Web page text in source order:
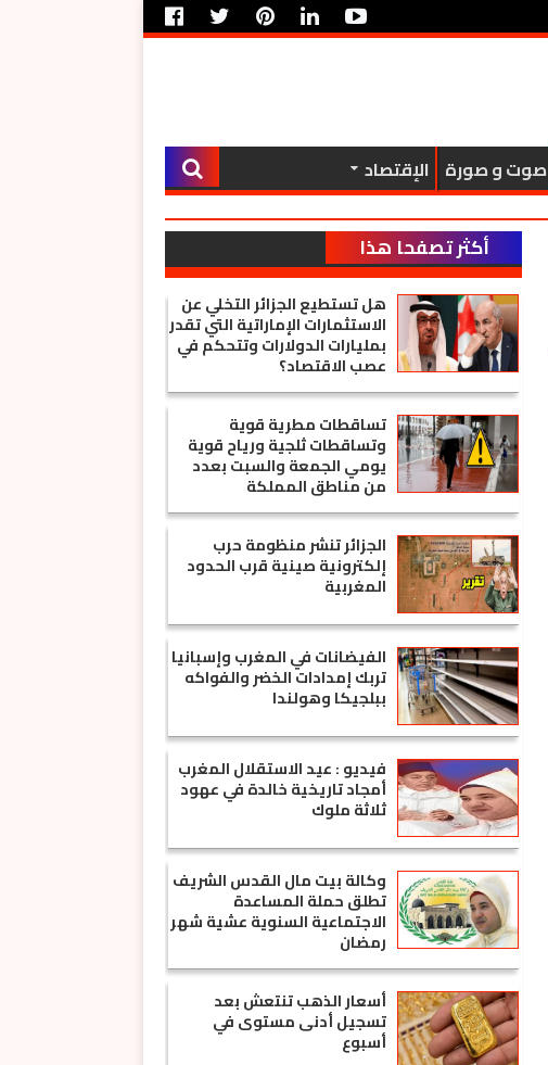
صوت و صورة الإقتصاد
أكثر تصفحا هذا
الأسبوع
هل تستطيع الجزائر التخلي عن
الاستثمارات الإماراتية التي تقدر
بمليارات الدولارات وتتحكم في
عصب الاقتصاد؟
تساقطات مطرية قوية
وتساقطات ثلجية ورياح قوية
يومي الجمعة والسبت بعدد
من مناطق المملكة
الجزائر تنشر منظومة حرب
إلكترونية صينية قرب الحدود
المغربية
الفيضانات في المغرب وإسبانيا
تربك إمدادات الخضر والفواكه
ببلجيكا وهولندا
فيديو : عيد الاستقلال المغرب
أمجاد تاريخية خالدة في عهود
ثلاثة ملوك
وكالة بيت مال القدس الشريف
تطلق حملة المساعدة
الاجتماعية السنوية عشية شهر
رمضان
أسعار الذهب تنتعش بعد
تسجيل أدنى مستوى في
أسبوع